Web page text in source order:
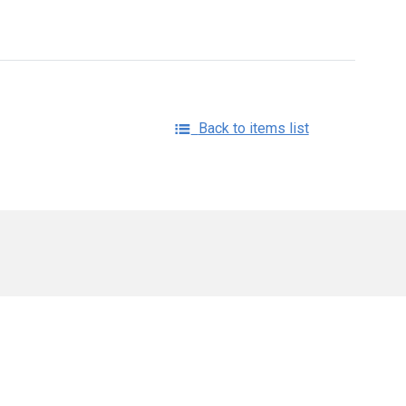
Back to items list